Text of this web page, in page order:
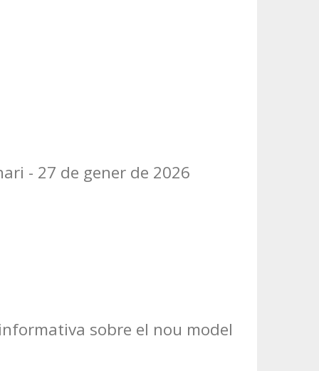
- 27 de gener de 2026
sobre el nou model